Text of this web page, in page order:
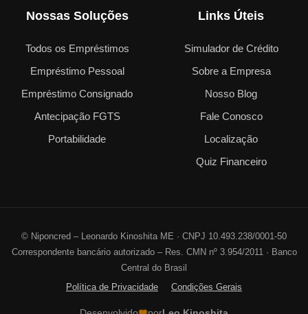
Nossas Soluções
Todos os Empréstimos
Empréstimo Pessoal
Empréstimo Consignado
Antecipação FGTS
Portabilidade
Links Úteis
Simulador de Crédito
Sobre a Empresa
Nosso Blog
Fale Conosco
Localização
Quiz Financeiro
© Niponcred – Leonardo Kinoshita ME · CNPJ 10.493.238/0001-50
Correspondente bancário autorizado – Res. CMN nº 3.954/2011 · Banco
Central do Brasil
Política de Privacidade
Condições Gerais